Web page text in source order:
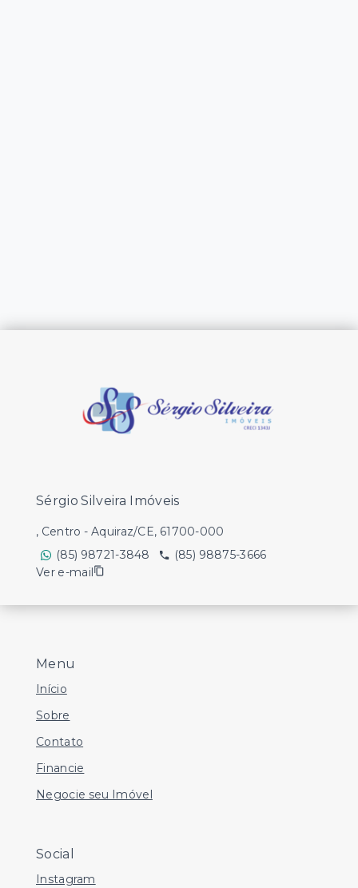
Menu
Início
Sobre
Contato
Financie
Negocie seu Imóvel
Social
Instagram
Sérgio Silveira Imóveis
, Centro - Aquiraz/CE, 61700-000
(85) 98721-3848
(85) 98875-3666
Ver e-mail